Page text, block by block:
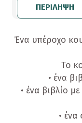
ΠΕΡΙΛΗΨΗ
Ένα υπέροχο
Το
• ένα
• ένα βιβλίο
• ένα